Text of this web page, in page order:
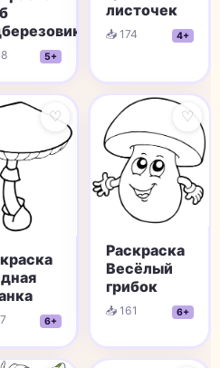
5+
листочек
📥 174 4+
♡
6+
♡
Раскраска
Весёлый
грибок
📥 161 6+